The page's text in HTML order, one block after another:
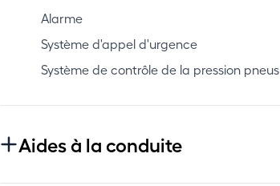
Alarme
Système d'appel d'urgence
Système de contrôle de la pression pneus
Aides à la conduite